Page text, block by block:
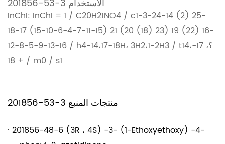
201856-53-3 الاستخدام
InChI: InChI = 1 / C20H21NO4 / c1-3-24-14 (2) 25-
18-17 (15-10-6-4-7-11-15) 21 (20 (18) 23) 19 (22) 16-
12-8-5-9-13-16 / h4-14،17-18H، 3H2،1-2H3 / t14؟، 17-،
18 + / m0 / s1
201856-53-3 منتجات المنبع
· 201856-48-6 (3R ، 4S) -3- (1-Ethoxyethoxy) -4-